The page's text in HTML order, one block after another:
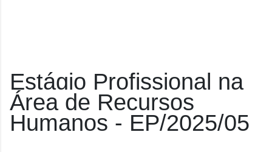
Estágio Profissional na
Área de Recursos
Humanos - EP/2025/05